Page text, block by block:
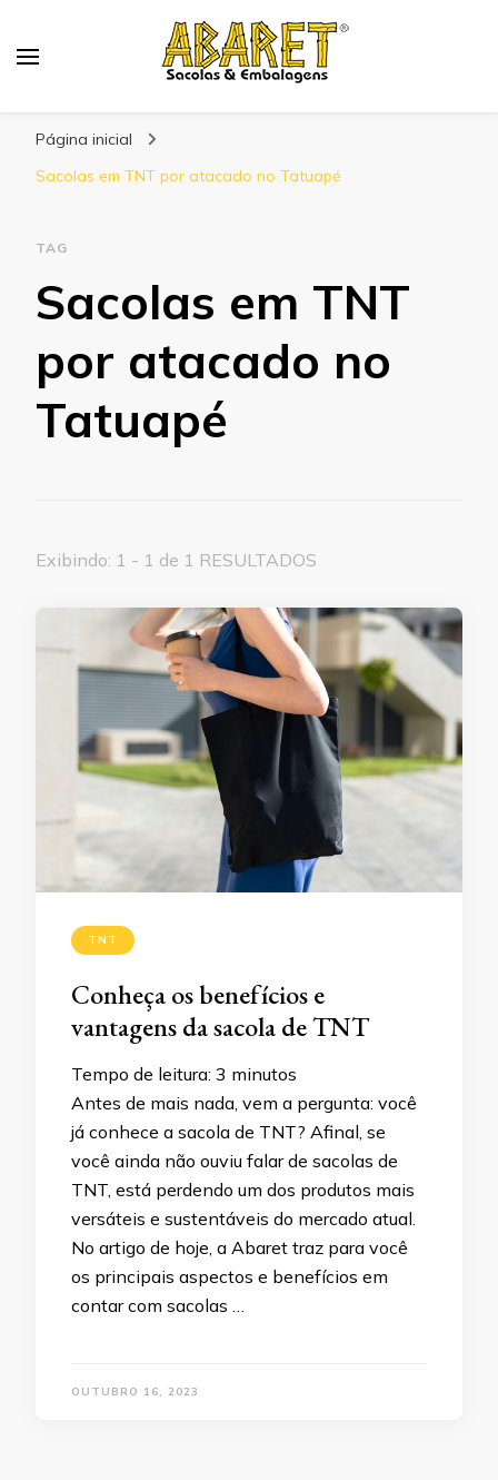
Página inicial
Sacolas em TNT por atacado no Tatuapé
TAG
Sacolas em TNT
por atacado no
Tatuapé
Exibindo: 1 - 1 de 1 RESULTADOS
TNT
Conheça os benefícios e
vantagens da sacola de TNT
Tempo de leitura: 3 minutos
Antes de mais nada, vem a pergunta: você
já conhece a sacola de TNT? Afinal, se
você ainda não ouviu falar de sacolas de
TNT, está perdendo um dos produtos mais
versáteis e sustentáveis do mercado atual.
No artigo de hoje, a Abaret traz para você
os principais aspectos e benefícios em
contar com sacolas …
OUTUBRO 16, 2023